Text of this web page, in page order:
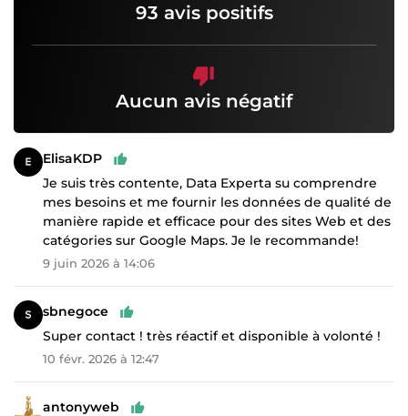
93 avis positifs
Aucun avis négatif
ElisaKDP
Je suis très contente, Data Experta su comprendre
mes besoins et me fournir les données de qualité de
manière rapide et efficace pour des sites Web et des
catégories sur Google Maps. Je le recommande!
9 juin 2026 à 14:06
sbnegoce
Super contact ! très réactif et disponible à volonté !
10 févr. 2026 à 12:47
antonyweb